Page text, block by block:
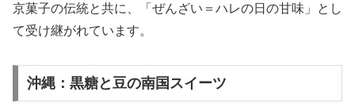
京菓子の伝統と共に、「ぜんざい＝ハレの日の甘味」とし
て受け継がれています。
沖縄：黒糖と豆の南国スイーツ